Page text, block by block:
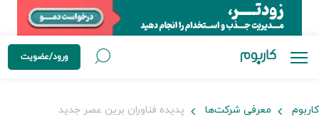
ورود/عضویت
کاربوم معرفی شرکت‌ها پدیده فناوران برین عصر جدید